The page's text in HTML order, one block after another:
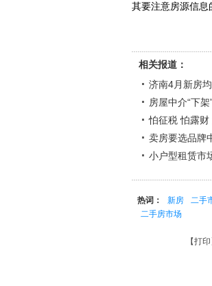
其要注意房源信息
相关报道：
济南4月新房
房屋中介“下
怕征税 怕露
卖房要选品牌
小户型租赁市
热词： 新房 二手
二手房市场
【打印